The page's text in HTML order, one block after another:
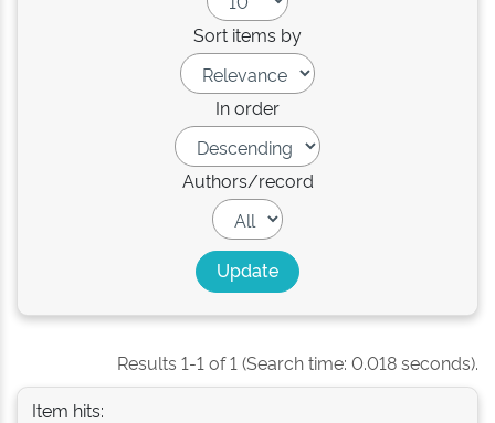
Sort items by
In order
Authors/record
Results 1-1 of 1 (Search time: 0.018 seconds).
Item hits: